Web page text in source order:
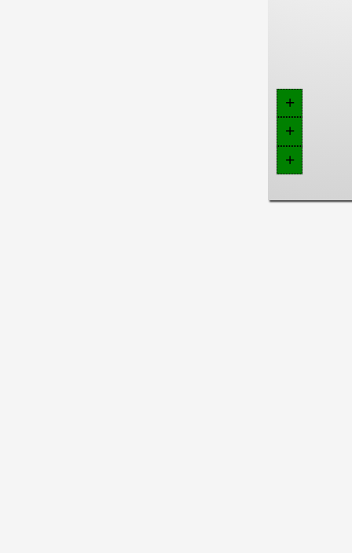
+
+
+